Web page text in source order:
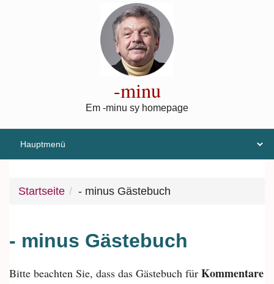
-minu
Em -minu sy homepage
Startseite - minus Gästebuch
- minus Gästebuch
Bitte beachten Sie, dass das Gästebuch für Kommentare